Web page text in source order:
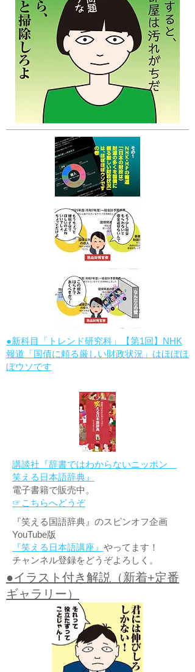
●新科目「トレンド研究科」【第1回】NHK
報道「国債に頼る厳しい財政状況」はほぼほ
ぼウソです
講談社『辞書ではわからないニッポン
笑える日本語辞典』
電子書籍で販売中。
☞こちらへどうぞ
『笑える国語辞典』のスピンオフ企画
YouTube版
『笑える日本語講座』 やってます！
チャンネル登録をどうぞよろしく。
●イラスト付き解説（新着+定番
ギャラリー）